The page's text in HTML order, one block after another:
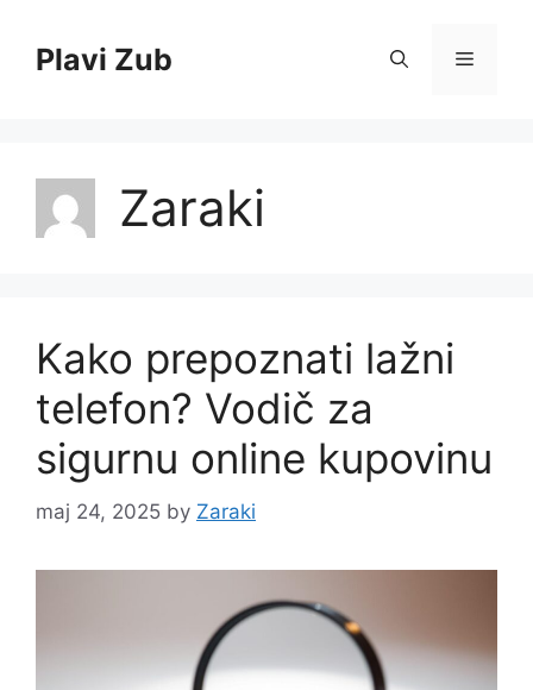
contentPlavi Zub Menu
Zaraki
Kako prepoznati lažni
telefon? Vodič za
sigurnu online kupovinu
maj 24, 2025 by Zaraki